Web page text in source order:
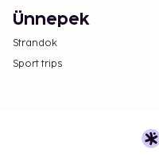
Ünnepek
Strandok
Sport trips